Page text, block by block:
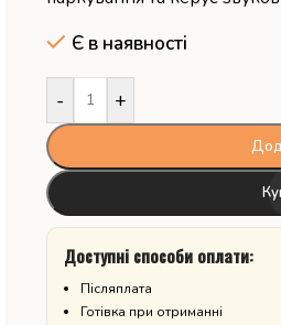
Є в наявності
- +
Доступні способи оплати:
Післяплата
Готівка при отриманні